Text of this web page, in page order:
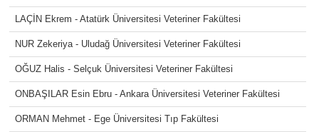
LAÇİN Ekrem - Atatürk Üniversitesi Veteriner Fakültesi
NUR Zekeriya - Uludağ Üniversitesi Veteriner Fakültesi
OĞUZ Halis - Selçuk Üniversitesi Veteriner Fakültesi
ONBAŞILAR Esin Ebru - Ankara Üniversitesi Veteriner Fakültesi
ORMAN Mehmet - Ege Üniversitesi Tıp Fakültesi